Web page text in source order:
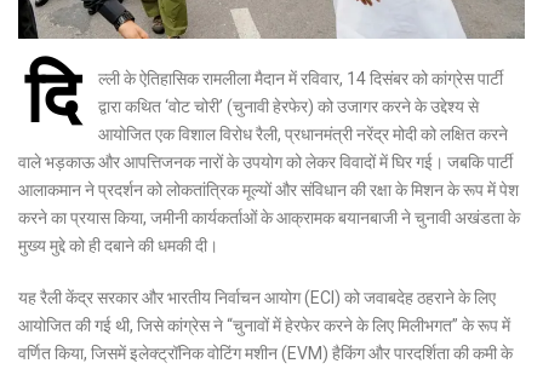
दि
ल्ली के ऐतिहासिक रामलीला मैदान में रविवार, 14 दिसंबर को कांग्रेस पार्टी
द्वारा कथित ‘वोट चोरी’ (चुनावी हेरफेर) को उजागर करने के उद्देश्य से
आयोजित एक विशाल विरोध रैली, प्रधानमंत्री नरेंद्र मोदी को लक्षित करने
वाले भड़काऊ और आपत्तिजनक नारों के उपयोग को लेकर विवादों में घिर गई। जबकि पार्टी
आलाकमान ने प्रदर्शन को लोकतांत्रिक मूल्यों और संविधान की रक्षा के मिशन के रूप में पेश
करने का प्रयास किया, जमीनी कार्यकर्ताओं के आक्रामक बयानबाजी ने चुनावी अखंडता के
मुख्य मुद्दे को ही दबाने की धमकी दी।
यह रैली केंद्र सरकार और भारतीय निर्वाचन आयोग (ECI) को जवाबदेह ठहराने के लिए
आयोजित की गई थी, जिसे कांग्रेस ने “चुनावों में हेरफेर करने के लिए मिलीभगत” के रूप में
वर्णित किया, जिसमें इलेक्ट्रॉनिक वोटिंग मशीन (EVM) हैकिंग और पारदर्शिता की कमी के